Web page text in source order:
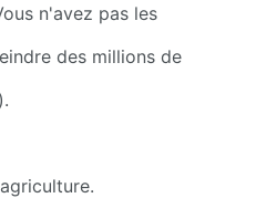
n'avez pas les
des millions de